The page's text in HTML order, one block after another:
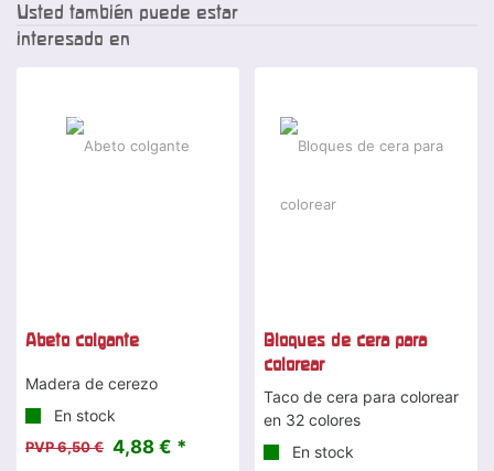
Usted también puede estar
interesado en
-25 %
Abeto colgante
Madera de cerezo
En stock
PVP 6,50 € 4,88 € *
Bloques de cera para
colorear
Taco de cera para colorear
en 32 colores
En stock